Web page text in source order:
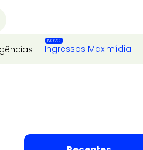
Ingressos Maximídia